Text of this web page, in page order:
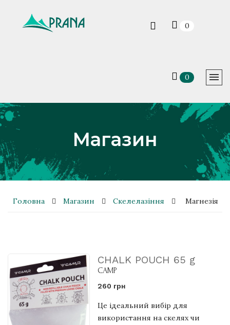
0
0
Магазин
Головна Магазин Скелелазіння Магнезія
CHALK POUCH 65 g
CAMP
260 грн
Це ідеальний вибір для
використання на скелях чи